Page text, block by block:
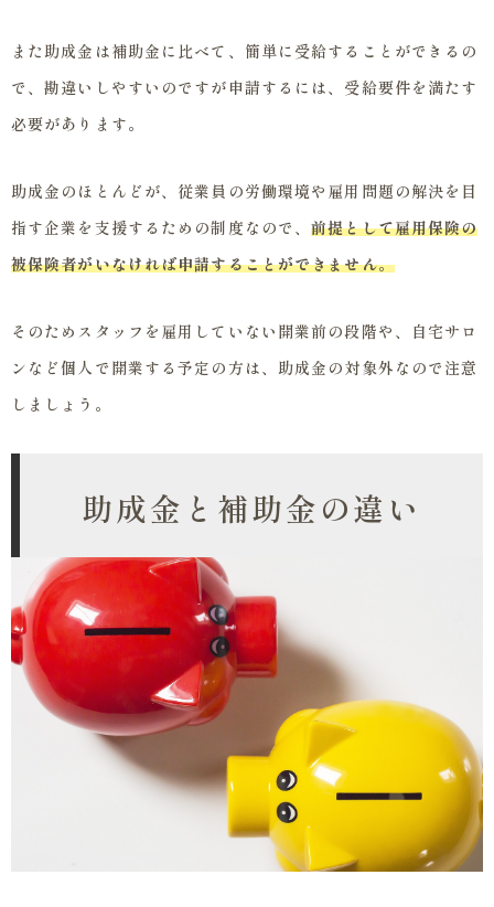
また助成金は補助金に比べて、簡単に受給することができるの
で、勘違いしやすいのですが申請するには、受給要件を満たす
必要があります。
助成金のほとんどが、従業員の労働環境や雇用問題の解決を目
指す企業を支援するための制度なので、前提として雇用保険の
被保険者がいなければ申請することができません。
そのためスタッフを雇用していない開業前の段階や、自宅サロ
ンなど個人で開業する予定の方は、助成金の対象外なので注意
しましょう。
助成金と補助金の違い